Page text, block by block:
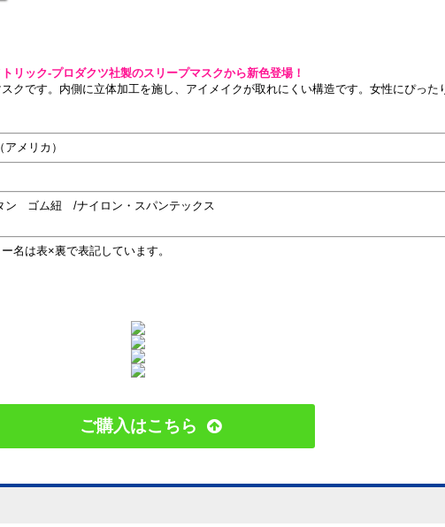
リック-プロダクツ社製のスリープマスクから新色登場！
クです。内側に立体加工を施し、アイメイクが取れにくい構造です。女性にぴった
メリカ）
ン ゴム紐 /ナイロン・スパンテックス
名は表×裏で表記しています。
ご購入はこちら